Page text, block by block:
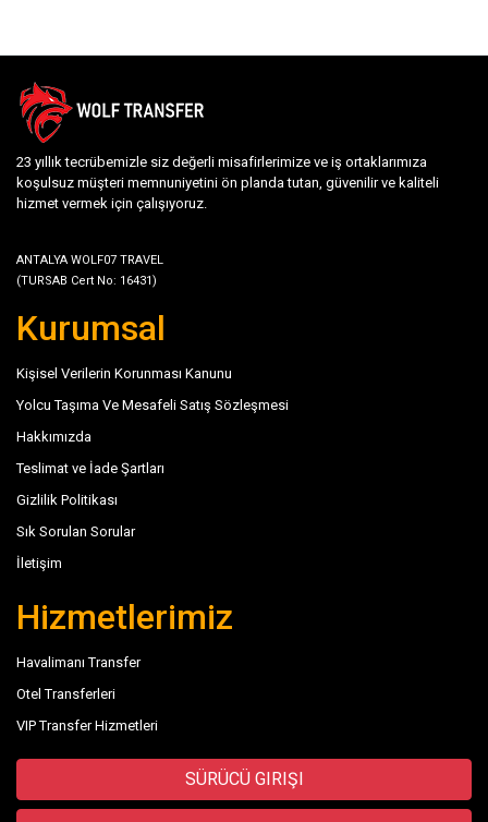
23 yıllık tecrübemizle siz değerli misafirlerimize ve iş ortaklarımıza
koşulsuz müşteri memnuniyetini ön planda tutan, güvenilir ve kaliteli
hizmet vermek için çalışıyoruz.
ANTALYA WOLF07 TRAVEL
(TURSAB Cert No: 16431)
Kurumsal
Kişisel Verilerin Korunması Kanunu
Yolcu Taşıma Ve Mesafeli Satış Sözleşmesi
Hakkımızda
Teslimat ve İade Şartları
Gizlilik Politikası
Sık Sorulan Sorular
İletişim
Hizmetlerimiz
Havalimanı Transfer
Otel Transferleri
VIP Transfer Hizmetleri
SÜRÜCÜ GIRIŞI